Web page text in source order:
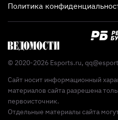
Политика
© 2020-2026 Esports.ru,
Сайт носит информационный
материалов сайта разрешена
первоисточник.
Отдельные материалы сайта